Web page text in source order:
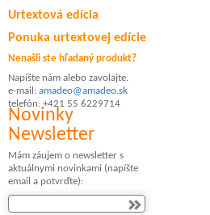
Urtextová edícia
Ponuka urtextovej edície
Nenašli ste hľadaný produkt?
Napíšte nám alebo zavolajte.
e-mail: amadeo@amadeo.sk
telefón: +421 55 6229714
Novinky
Newsletter
Mám záujem o newsletter s
aktuálnymi novinkami (napíšte
email a potvrďte):